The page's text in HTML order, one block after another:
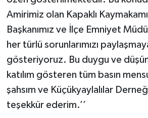
Amirimiz olan Kapaklı
Başkanımız ve İlçe Emniyet
her türlü sorunlarımızı
gösteriyoruz. Bu duygu ve
katılım gösteren tüm basın
şahsım ve Küçükyaylalılar
teşekkür ederim.’’